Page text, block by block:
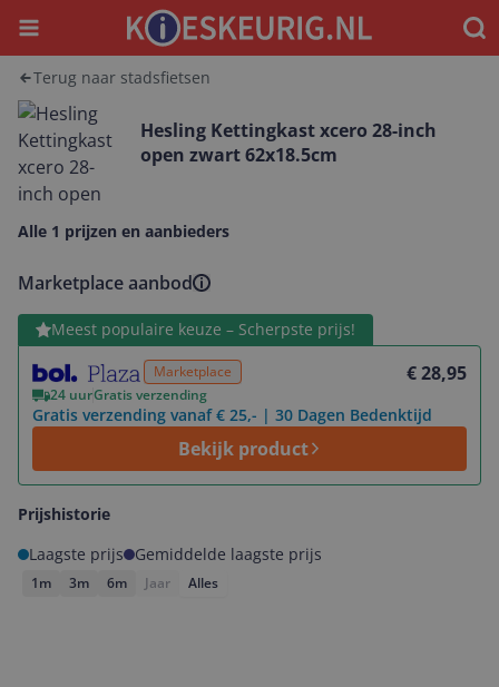
Menu
Terug naar stadsfietsen
Hesling Kettingkast xcero 28-inch
open zwart 62x18.5cm
Alle 1 prijzen en aanbieders
Marketplace aanbod
Meest populaire keuze – Scherpste prijs!
Marketplace € 28,95
24 uurGratis verzending
Gratis verzending vanaf € 25,- | 30 Dagen Bedenktijd
Bekijk product
Bekijk product
Prijshistorie
Laagste prijs
Gemiddelde laagste prijs
1m 3m 6m Jaar Alles